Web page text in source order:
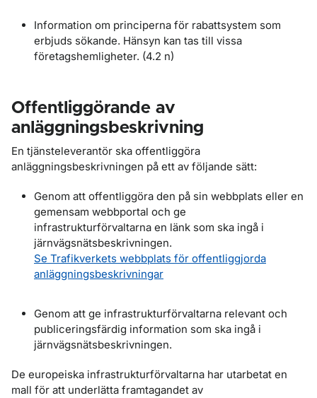
Information om principerna för rabattsystem som
erbjuds sökande. Hänsyn kan tas till vissa
företagshemligheter. (4.2 n)
Offentliggörande av
anläggningsbeskrivning
En tjänsteleverantör ska offentliggöra
anläggningsbeskrivningen på ett av följande sätt:
Genom att offentliggöra den på sin webbplats eller en
gemensam webbportal och ge
infrastrukturförvaltarna en länk som ska ingå i
järnvägsnätsbeskrivningen.
Se Trafikverkets webbplats för offentliggjorda
anläggningsbeskrivningar
Genom att ge infrastrukturförvaltarna relevant och
publiceringsfärdig information som ska ingå i
järnvägsnätsbeskrivningen.
De europeiska infrastrukturförvaltarna har utarbetat en
mall för att underlätta framtagandet av